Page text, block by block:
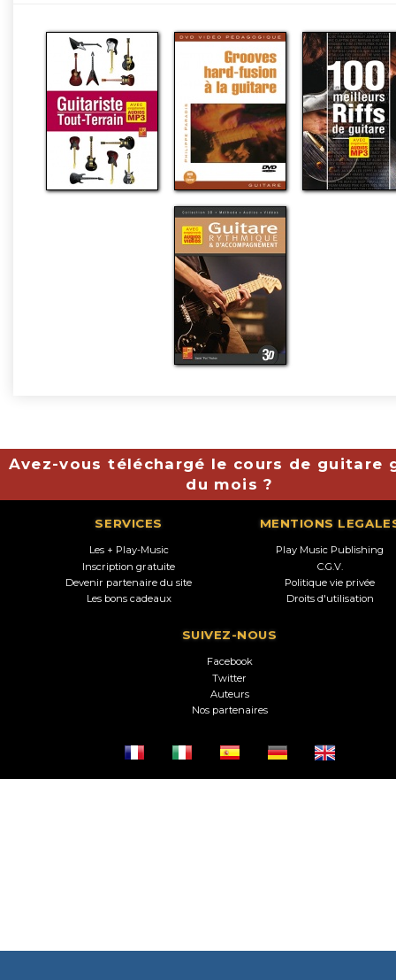
Avez-vous téléchargé le cours de guitare
du mois ?
SERVICES
Les + Play-Music
Inscription gratuite
Devenir partenaire du site
Les bons cadeaux
MENTIONS
Play Music Publishing
C.G.V.
Politique vie privée
Droits d'utilisation
SUIVEZ-NOUS
Facebook
Twitter
Auteurs
Nos partenaires